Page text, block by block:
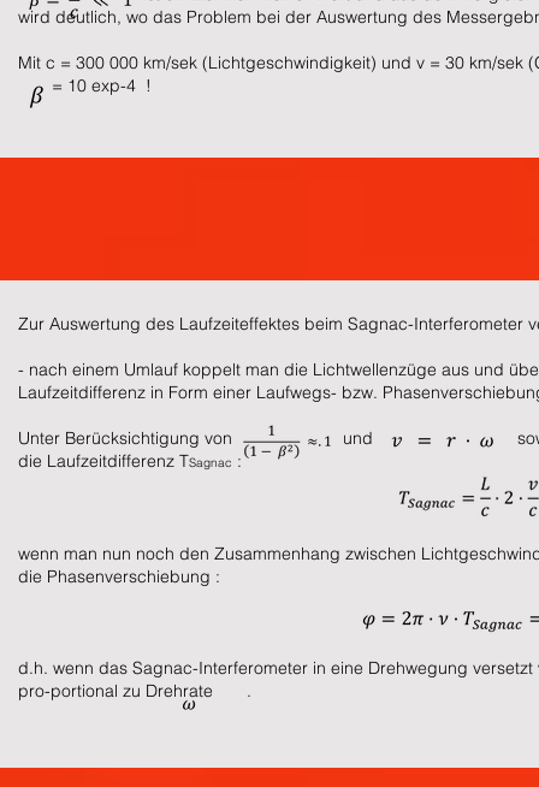
wird deutlich, wo das Problem bei der Auswertung des
Mit c = 300 000 km/sek (Lichtgeschwindigkeit) und v = 30 km/
= 10 exp-4 !
Zur Auswertung des Laufzeiteffektes beim Sagnac-Interferometer
- nach einem Umlauf koppelt man die Lichtwellenzüge aus und
Laufzeitdifferenz in Form einer Laufwegs- bzw.
Unter Berücksichtigung von und
die Laufzeitdifferenz TSagnac :
wenn man nun noch den Zusammenhang zwischen
die Phasenverschiebung :
d.h. wenn das Sagnac-Interferometer in eine Drehwegung
pro-portional zu Drehrate .